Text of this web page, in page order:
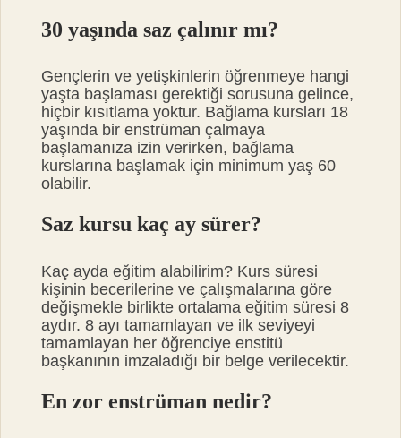
30 yaşında saz çalınır mı?
Gençlerin ve yetişkinlerin öğrenmeye hangi
yaşta başlaması gerektiği sorusuna gelince,
hiçbir kısıtlama yoktur. Bağlama kursları 18
yaşında bir enstrüman çalmaya
başlamanıza izin verirken, bağlama
kurslarına başlamak için minimum yaş 60
olabilir.
Saz kursu kaç ay sürer?
Kaç ayda eğitim alabilirim? Kurs süresi
kişinin becerilerine ve çalışmalarına göre
değişmekle birlikte ortalama eğitim süresi 8
aydır. 8 ayı tamamlayan ve ilk seviyeyi
tamamlayan her öğrenciye enstitü
başkanının imzaladığı bir belge verilecektir.
En zor enstrüman nedir?